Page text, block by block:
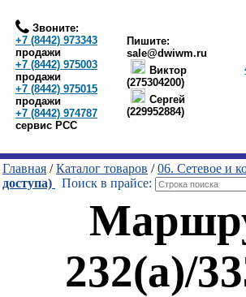
Звоните:
+7 (8442) 973343
продажи
+7 (8442) 975003
продажи
+7 (8442) 975015
продажи
+7 (8442) 974787
сервис РСС
Пишите:
sale@dwiwm.ru
Виктор
(275304200)
Сергей
(229952884)
Главная /Каталог товаров /06. Сетевое и
доступа)
Поиск в прайсе:
232(a)/